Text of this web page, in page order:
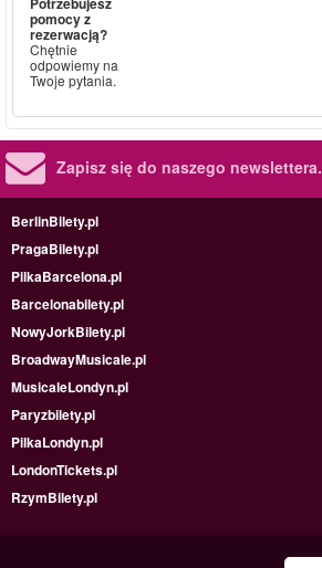
pomocy z
rezerwacją?
Chętnie
odpowiemy na
Twoje pytania.
Zapisz się do naszego newslettera.
BerlinBilety.pl
PragaBilety.pl
PilkaBarcelona.pl
Barcelonabilety.pl
NowyJorkBilety.pl
BroadwayMusicale.pl
MusicaleLondyn.pl
Paryzbilety.pl
PilkaLondyn.pl
LondonTickets.pl
RzymBilety.pl